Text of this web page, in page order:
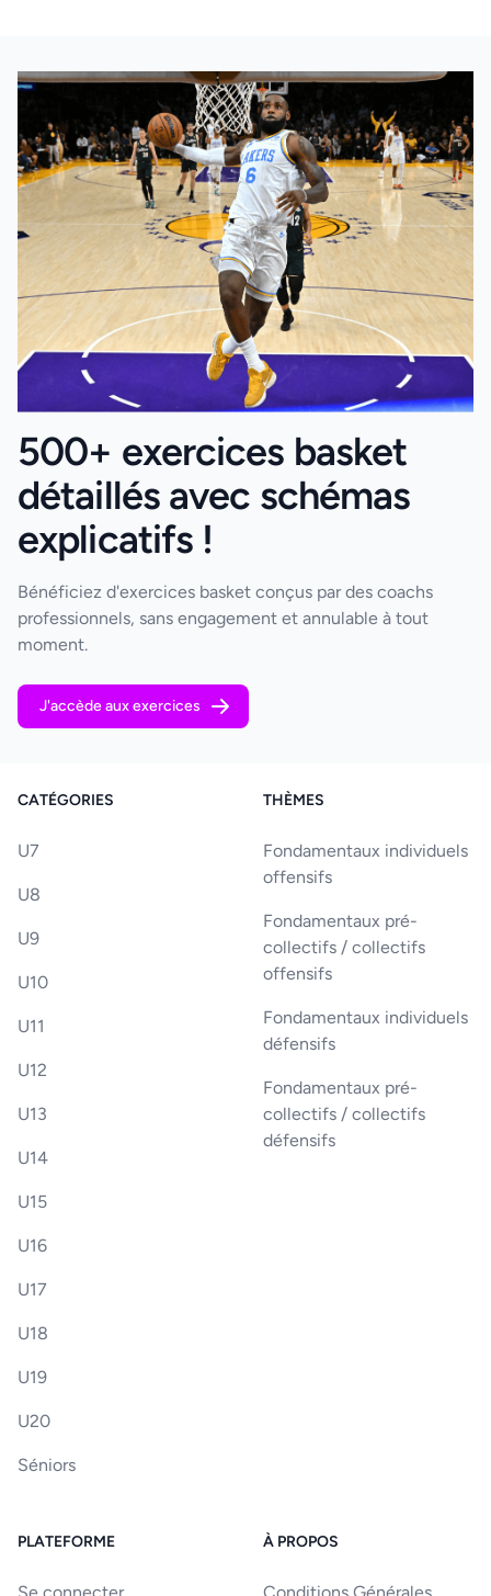
500+ exercices basket
détaillés avec schémas
explicatifs !
Bénéficiez d'exercices basket conçus par des coachs
professionnels, sans engagement et annulable à tout
moment.
J'accède aux exercices
CATÉGORIES
U7
U8
U9
U10
U11
U12
U13
U14
U15
U16
U17
U18
U19
U20
Séniors
THÈMES
Fondamentaux individuels
offensifs
Fondamentaux pré-
collectifs / collectifs
offensifs
Fondamentaux individuels
défensifs
Fondamentaux pré-
collectifs / collectifs
défensifs
PLATEFORME À PROPOS